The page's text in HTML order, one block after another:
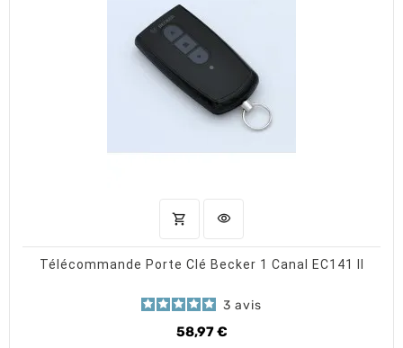
shopping_cart AJOUTER AU PANIER
visibility
Télécommande Porte Clé Becker 1 Canal EC141 II
3 avis
58,97 €
Prix